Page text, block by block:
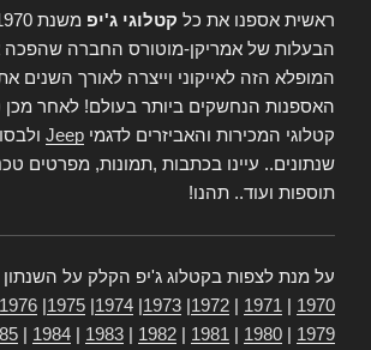
ראשית אספנו את כל קטלוגי ג'יפ
הבעלות של אמריקן-מוטורס החברה שהפכה
המופלא הזה לאייקוני וייצרה לאורך השנים את
האספנות הנחשקים ביותר בעולם! לאחר מכן
קטלוגי המכירות והאביזרים לדגמי Jeep
שנתונים.. עיינו בכתבות ,תמונות, מפרטים
תוספות ועוד.. תהנו!
על מנת לצפות בקטלוג ג'יפ הקלק על
1970
1971
1972
1973
1974
1975
1976
1979
1980
1981
1982
1983
1984